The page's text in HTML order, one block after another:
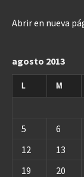
Abrir en nueva
agosto 2013
L M
5
6
12
13
19
20